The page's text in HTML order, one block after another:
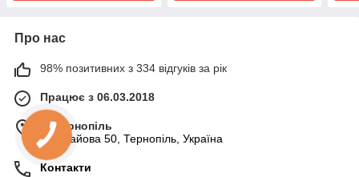
Про нас
98% позитивних з 334 відгуків за рік
Працює з 06.03.2018
м. Тернопіль
вул. Гайова 50, Тернопіль, Україна
Контакти